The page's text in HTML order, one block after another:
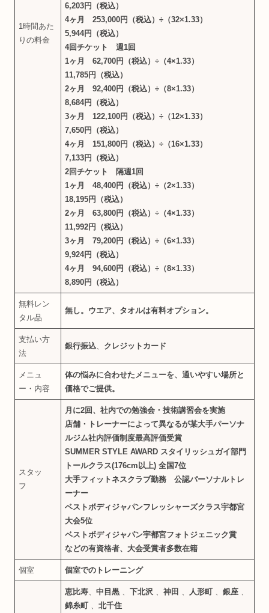
1時間あた
りの料金
6,203円（税込）
4ヶ月 253,000円（税込）÷（32×1.33）
5,944円（税込）
4回チケット 週1回
1ヶ月 62,700円（税込）÷（4×1.33）
11,785円（税込）
2ヶ月 92,400円（税込）÷（8×1.33）
8,684円（税込）
3ヶ月 122,100円（税込）÷（12×1.33）
7,650円（税込）
4ヶ月 151,800円（税込）÷（16×1.33）
7,133円（税込）
2回チケット 隔週1回
1ヶ月 48,400円（税込）÷（2×1.33）
18,195円（税込）
2ヶ月 63,800円（税込）÷（4×1.33）
11,992円（税込）
3ヶ月 79,200円（税込）÷（6×1.33）
9,924円（税込）
4ヶ月 94,600円（税込）÷（8×1.33）
8,890円（税込）
無料レン
タル品
無し。ウエア、タオルは有料オプション。
支払い方
法
銀行振込、 クレジットカード
メニュ
ー・内容
体の悩みに合わせたメニューを、通いやすい場所と
価格でご提供。
スタッ
フ
月に2回、社内での勉強会・技術講習会を実施
店舗・トレーナーによって異なるが某大手パーソナ
ルジム社内評価制度最高評価受賞
SUMMER STYLE AWARD スタイリッシュガイ部門
トールクラス(176cm以上) 全国7位
大手フィットネスクラブ勤務 公認パーソナルトレ
ーナー
ベストボディジャパンフレッシャーズクラス宇都宮
大会5位
ベストボディジャパン宇都宮フォトジェニック賞
などの有資格者、大会受賞者多数在籍
個室 個室でのトレーニング
恵比寿、中目黒 、下北沢 、神田 、 人形町 、銀座 、
錦糸町 、北千住